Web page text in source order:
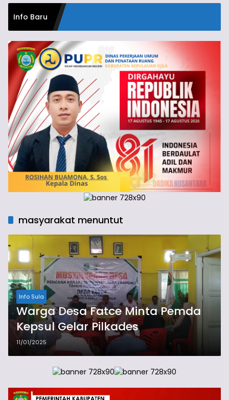
Info Baru
masyarakat menuntut
Info Sula
Warga Desa Fatce Minta Pemda
Kepsul Gelar Pilkades
11/01/2025